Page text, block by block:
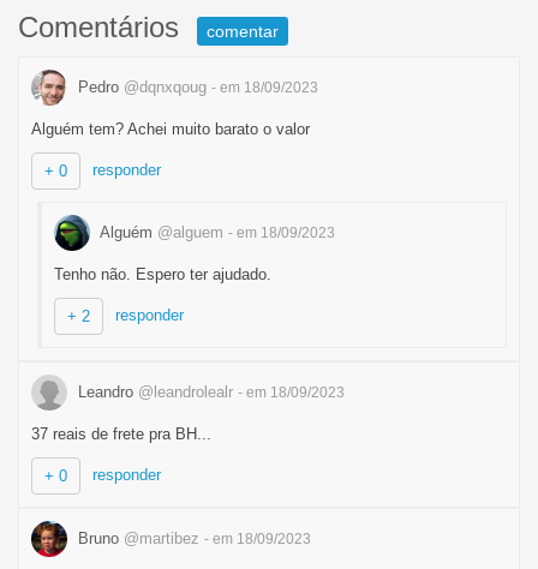
Comentários comentar
Pedro @dqnxqoug - em 18/09/2023
Alguém tem? Achei muito barato o valor
+ 0 responder
Alguém @alguem - em 18/09/2023
Tenho não. Espero ter ajudado.
+ 2 responder
Leandro @leandrolealr - em 18/09/2023
37 reais de frete pra BH...
+ 0 responder
Bruno @martibez - em 18/09/2023